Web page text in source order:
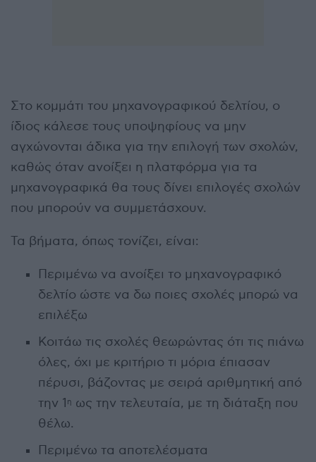
Στο κομμάτι του μηχανογραφικού δελτίου, ο
ίδιος κάλεσε τους υποψηφίους να μην
αγχώνονται άδικα για την επιλογή των σχολών,
καθώς όταν ανοίξει η πλατφόρμα για τα
μηχανογραφικά θα τους δίνει επιλογές σχολών
που μπορούν να συμμετάσχουν.
Τα βήματα, όπως τονίζει, είναι:
Περιμένω να ανοίξει το μηχανογραφικό
δελτίο ώστε να δω ποιες σχολές μπορώ να
επιλέξω
Κοιτάω τις σχολές θεωρώντας ότι τις πιάνω
όλες, όχι με κριτήριο τι μόρια έπιασαν
πέρυσι, βάζοντας με σειρά αριθμητική από
την 1 η ως την τελευταία, με τη διάταξη που
θέλω.
Περιμένω τα αποτελέσματα